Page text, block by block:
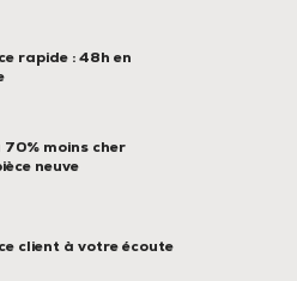
rapide : 48h en
moins cher
neuve
client à votre écoute